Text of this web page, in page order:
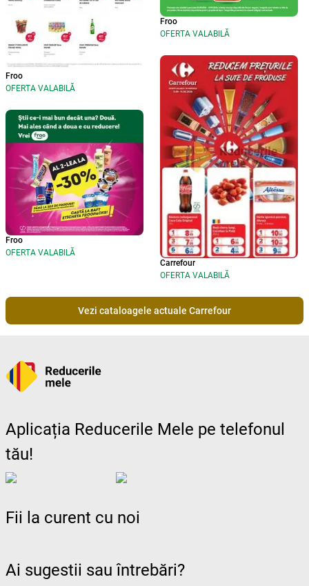
Froo
OFERTA VALABILĂ
Froo
OFERTA VALABILĂ
Froo
OFERTA VALABILĂ
Carrefour
OFERTA VALABILĂ
Vezi cataloagele actuale Carrefour
Aplicația Reducerile Mele pe telefonul
tău!
Fii la curent cu noi
Ai sugestii sau întrebări?